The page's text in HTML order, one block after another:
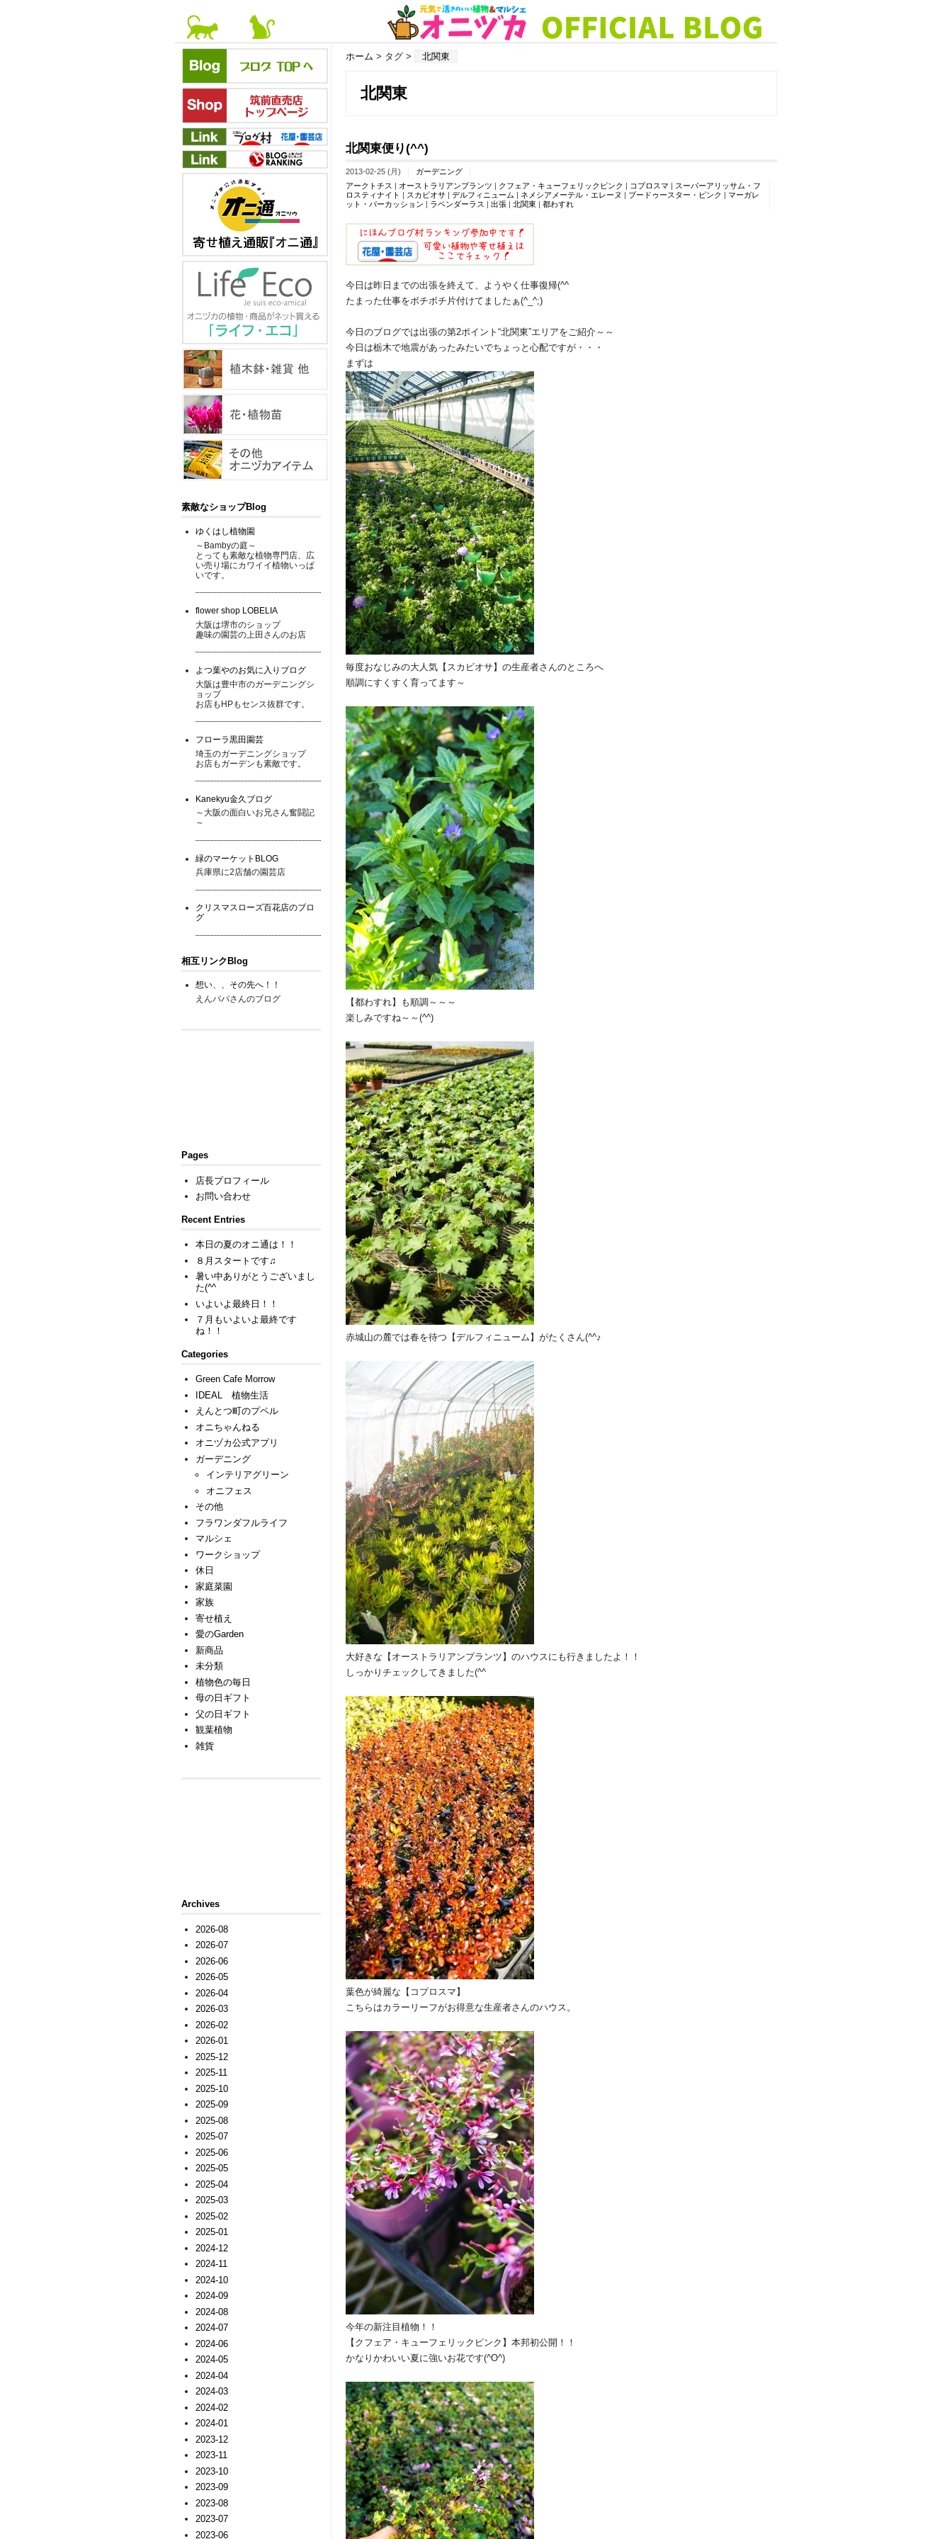
ホーム > タグ > 北関東
北関東
北関東便り(^^)
2013-02-25 (月)
ガーデニング
アークトチス | オーストラリアンプランツ | クフェア・キューフェリックピンク | コプロスマ | スーパーアリッサム・フ
ロスティナイト | スカビオサ | デルフィニューム | ネメシアメーテル・エレーヌ | ブードゥースター・ピンク | マーガレ
ット・パーカッション | ラベンダーラス | 出張 | 北関東 | 都わすれ
今日は昨日までの出張を終えて、ようやく仕事復帰(^^ゞ
たまった仕事をボチボチ片付けてましたぁ(^_^;)
今日のブログでは出張の第2ポイント“北関東”エリアをご紹介～～
今日は栃木で地震があったみたいでちょっと心配ですが・・・
まずは
毎度おなじみの大人気【スカビオサ】の生産者さんのところへ
順調にすくすく育ってます～
【都わすれ】も順調～～～
楽しみですね～～(^^)
赤城山の麓では春を待つ【デルフィニューム】がたくさん(^^♪
大好きな【オーストラリアンプランツ】のハウスにも行きましたよ！！
しっかりチェックしてきました(^^ゞ
葉色が綺麗な【コプロスマ】
こちらはカラーリーフがお得意な生産者さんのハウス。
今年の新注目植物！！
【クフェア・キューフェリックピンク】本邦初公開！！
かなりかわいい夏に強いお花です(^O^)
素敵なショップBlog
ゆくはし植物園
～Bambyの庭～
とっても素敵な植物専門店、広
い売り場にカワイイ植物いっぱ
いです。
flower shop LOBELIA
大阪は堺市のショップ
趣味の園芸の上田さんのお店
よつ葉やのお気に入りブログ
大阪は豊中市のガーデニングシ
ョップ
お店もHPもセンス抜群です。
フローラ黒田園芸
埼玉のガーデニングショップ
お店もガーデンも素敵です。
Kanekyu金久ブログ
～大阪の面白いお兄さん奮闘記
～
緑のマーケットBLOG
兵庫県に2店舗の園芸店
クリスマスローズ百花店のブロ
グ
相互リンクBlog
想い、、その先へ！！
えんパパさんのブログ
Pages
店長プロフィール
お問い合わせ
Recent Entries
本日の夏のオニ通は！！
８月スタートです♫
暑い中ありがとうございまし
た(^^ゞ
いよいよ最終日！！
７月もいよいよ最終です
ね！！
Categories
Green Cafe Morrow
IDEAL 植物生活
えんとつ町のプペル
オニちゃんねる
オニヅカ公式アプリ
ガーデニング
インテリアグリーン
オニフェス
その他
フラワンダフルライフ
マルシェ
ワークショップ
休日
家庭菜園
家族
寄せ植え
愛のGarden
新商品
未分類
植物色の毎日
母の日ギフト
父の日ギフト
観葉植物
雑貨
Archives
2026-08
2026-07
2026-06
2026-05
2026-04
2026-03
2026-02
2026-01
2025-12
2025-11
2025-10
2025-09
2025-08
2025-07
2025-06
2025-05
2025-04
2025-03
2025-02
2025-01
2024-12
2024-11
2024-10
2024-09
2024-08
2024-07
2024-06
2024-05
2024-04
2024-03
2024-02
2024-01
2023-12
2023-11
2023-10
2023-09
2023-08
2023-07
2023-06